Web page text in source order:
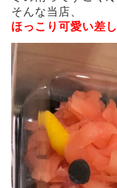
そんな当店、
ほっこり可愛い差